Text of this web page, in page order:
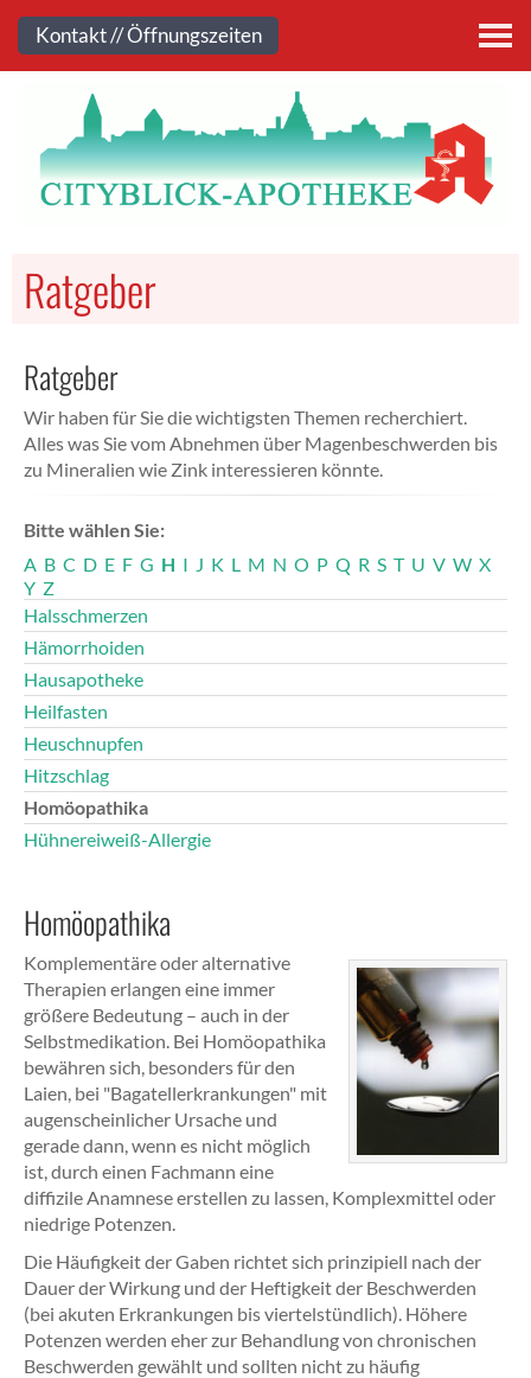
Kontakt
Ratgeber
Ratgeber
Wir haben für Sie die wichtigsten Themen recherchiert.
Alles was Sie vom Abnehmen über Magenbeschwerden bis
zu Mineralien wie Zink interessieren könnte.
Bitte wählen Sie:
A B C D E F G H I J K L M N O P Q R S T U V W X
Y Z
Halsschmerzen
Hämorrhoiden
Hausapotheke
Heilfasten
Heuschnupfen
Hitzschlag
Homöopathika
Hühnereiweiß-Allergie
Homöopathika
Komplementäre oder alternative
Therapien erlangen eine immer
größere Bedeutung – auch in der
Selbstmedikation. Bei Homöopathika
bewähren sich, besonders für den
Laien, bei "Bagatellerkrankungen" mit
augenscheinlicher Ursache und
gerade dann, wenn es nicht möglich
ist, durch einen Fachmann eine
diffizile Anamnese erstellen zu lassen, Komplexmittel oder
niedrige Potenzen.
Die Häufigkeit der Gaben richtet sich prinzipiell nach der
Dauer der Wirkung und der Heftigkeit der Beschwerden
(bei akuten Erkrankungen bis viertelstündlich). Höhere
Potenzen werden eher zur Behandlung von chronischen
Beschwerden gewählt und sollten nicht zu häufig
Kontakt // Öffnungszeiten